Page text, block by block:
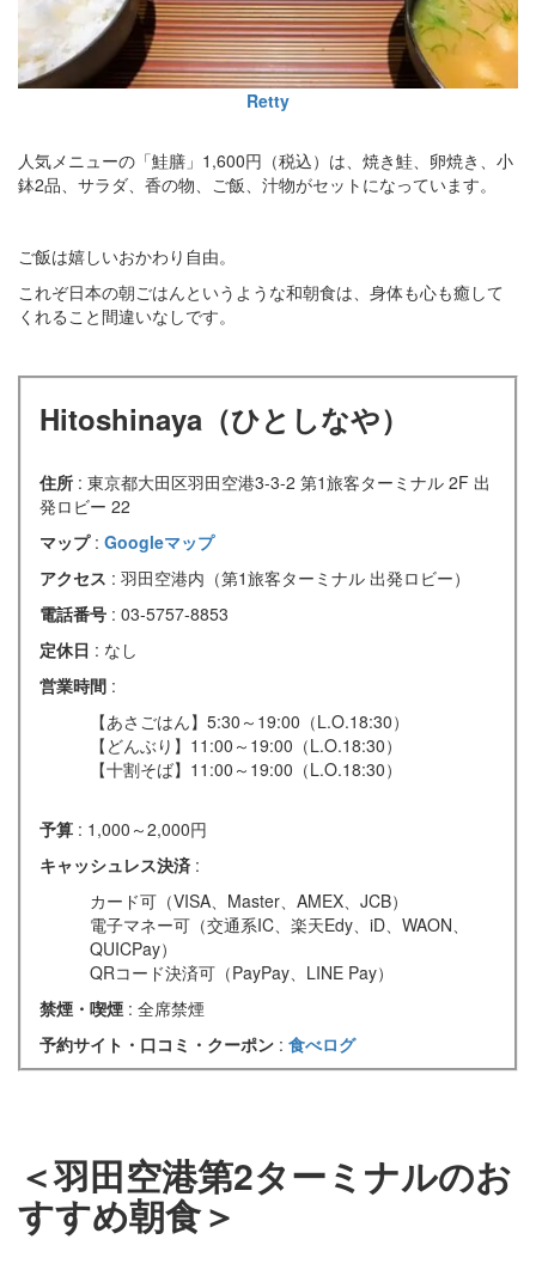
Retty
人気メニューの「鮭膳」1,600円（税込）は、焼き鮭、卵焼き、小
鉢2品、サラダ、香の物、ご飯、汁物がセットになっています。
ご飯は嬉しいおかわり自由。
これぞ日本の朝ごはんというような和朝食は、身体も心も癒して
くれること間違いなしです。
Hitoshinaya（ひとしなや）
住所 : 東京都大田区羽田空港3-3-2 第1旅客ターミナル 2F 出
発ロビー 22
マップ : Googleマップ
アクセス : 羽田空港内（第1旅客ターミナル 出発ロビー）
電話番号 : 03‑5757‑8853
定休日 : なし
営業時間 :
【あさごはん】5:30～19:00（L.O.18:30）
【どんぶり】11:00～19:00（L.O.18:30）
【十割そば】11:00～19:00（L.O.18:30）
予算 : 1,000～2,000円
キャッシュレス決済 :
カード可（VISA、Master、AMEX、JCB）
電子マネー可（交通系IC、楽天Edy、iD、WAON、
QUICPay）
QRコード決済可（PayPay、LINE Pay）
禁煙・喫煙 : 全席禁煙
予約サイト・口コミ・クーポン : 食べログ
＜羽田空港第2ターミナルのお
すすめ朝食＞